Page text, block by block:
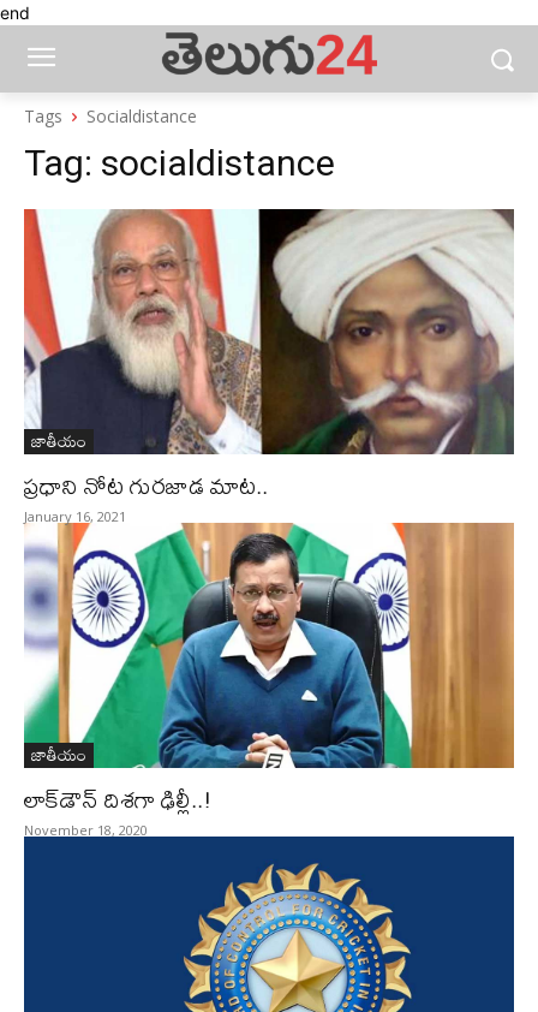
end
Tags Socialdistance
Tag: socialdistance
జాతీయం
ప్రధాని నోట గురజాడ మాట..
January 16, 2021
జాతీయం
లాక్‌డౌన్‌ దిశగా ఢిల్లీ..!
November 18, 2020